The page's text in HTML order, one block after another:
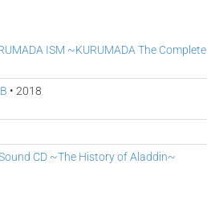
ISM ~KURUMADA The Complete
• 2018
CD ~The History of Aladdin~